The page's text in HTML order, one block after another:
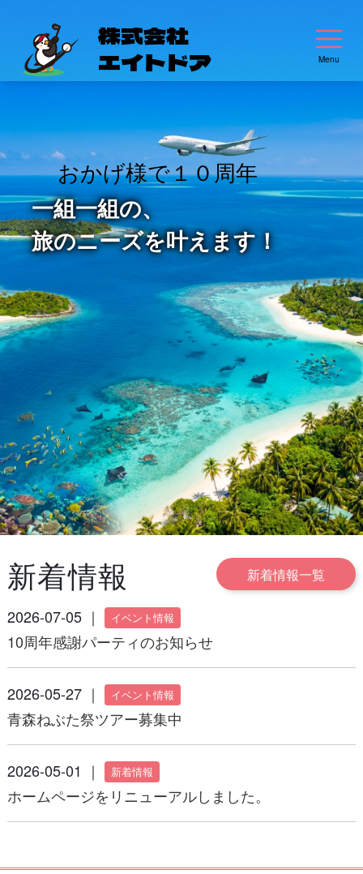
株式会社
エイトドア
Menu
一組一組の、
旅のニーズを叶えます！
おかげ様で１０周年
新着情報 新着情報一覧
2026-07-05 ｜ イベント情報
10周年感謝パーティのお知らせ
2026-05-27 ｜ イベント情報
青森ねぶた祭ツアー募集中
2026-05-01 ｜ 新着情報
ホームページをリニューアルしました。